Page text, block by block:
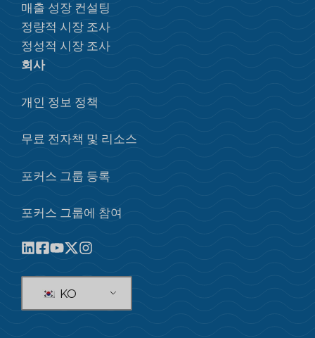
매출 성장 컨설팅
정량적 시장 조사
정성적 시장 조사
회사
개인 정보 정책
무료 전자책 및 리소스
포커스 그룹 등록
포커스 그룹에 참여
KO